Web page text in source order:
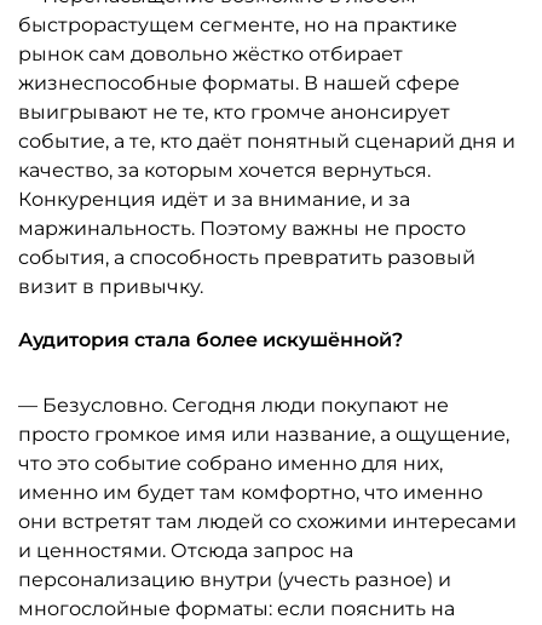
быстрорастущем сегменте, но на практике
рынок сам довольно жёстко отбирает
жизнеспособные форматы. В нашей сфере
выигрывают не те, кто громче анонсирует
событие, а те, кто даёт понятный сценарий дня и
качество, за которым хочется вернуться.
Конкуренция идёт и за внимание, и за
маржинальность. Поэтому важны не просто
события, а способность превратить разовый
визит в привычку.
Аудитория стала более искушённой?
— Безусловно. Сегодня люди покупают не
просто громкое имя или название, а ощущение,
что это событие собрано именно для них,
именно им будет там комфортно, что именно
они встретят там людей со схожими интересами
и ценностями. Отсюда запрос на
персонализацию внутри (учесть разное) и
многослойные форматы: если пояснить на